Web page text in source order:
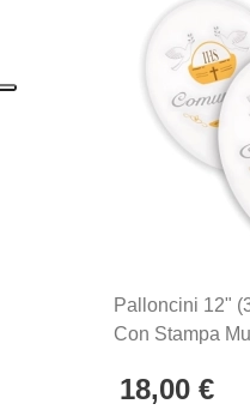
Palloncini 12"
Con Stampa
18,00 €